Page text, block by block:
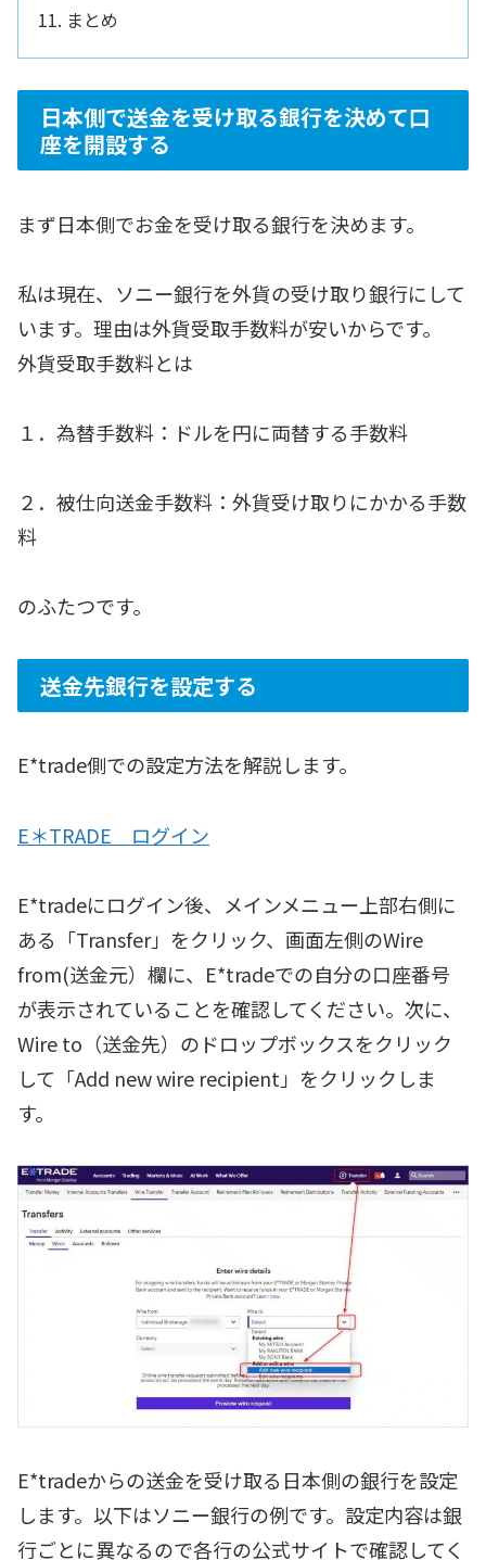
まとめ
日本側で送金を受け取る銀行を決めて口
座を開設する
まず日本側でお金を受け取る銀行を決めます。
私は現在、ソニー銀行を外貨の受け取り銀行にして
います。理由は外貨受取手数料が安いからです。
外貨受取手数料とは
１．為替手数料：ドルを円に両替する手数料
２．被仕向送金手数料：外貨受け取りにかかる手数
料
のふたつです。
送金先銀行を設定する
E*trade側での設定方法を解説します。
E＊TRADE ログイン
E*tradeにログイン後、メインメニュー上部右側に
ある「Transfer」をクリック、画面左側のWire
from(送金元）欄に、E*tradeでの自分の口座番号
が表示されていることを確認してください。次に、
Wire to（送金先）のドロップボックスをクリック
して「Add new wire recipient」をクリックしま
す。
E*tradeからの送金を受け取る日本側の銀行を設定
します。以下はソニー銀行の例です。設定内容は銀
行ごとに異なるので各行の公式サイトで確認してく